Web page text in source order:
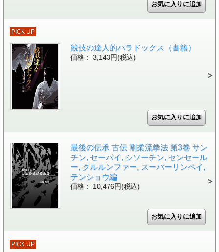
PICK UP
競技の達人的パラドックス（書籍）
価格： 3,143円(税込)
最後の伝承 古伝 剛柔流拳法 第3巻 サン
チン, セーパイ, シソーチン, センセール
ー, クルルンファー, スーパーリンペイ,
テンショウ編
価格： 10,476円(税込)
PICK UP